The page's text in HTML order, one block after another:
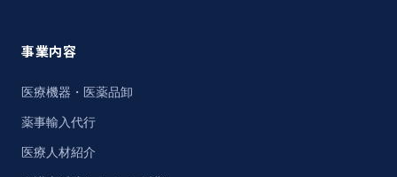
事業内容
医療機器・医薬品卸
薬事輸入代行
医療人材紹介